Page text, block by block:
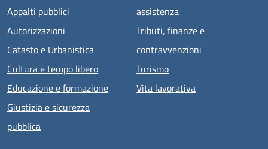
Appalti pubblici
Autorizzazioni
Catasto e Urbanistica
Cultura e tempo libero
Educazione e formazione
Giustizia e sicurezza
pubblica
assistenza
Tributi, finanze e
contravvenzioni
Turismo
Vita lavorativa